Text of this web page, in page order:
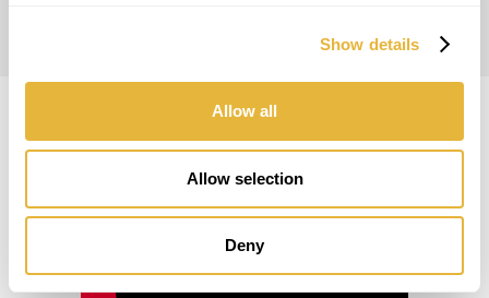
Show details
Allow all
Allow selection
Deny